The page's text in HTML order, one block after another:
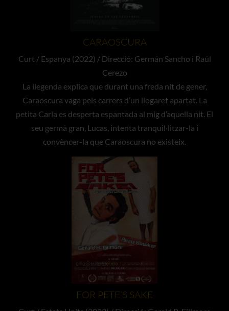
CARAOSCURA
Curt / Espanya (2022) / Direcció: Germán Sancho i Raúl
Cerezo
La llegenda explica que durant una freda nit de gener,
Caraoscura vaga pels carrers d’un llogaret apartat. La
petita Carla es desperta espantada al mig d’aquella nit. El
seu germà gran, Lucas, intenta tranquil·litzar-la i
convèncer-la que Caraoscura no existeix.
FOR PETE’S SAKE